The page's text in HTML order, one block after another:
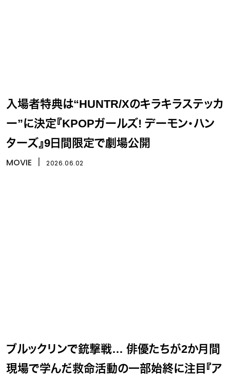
入場者特典は“HUNTR/Xのキラキラステッカ
ー”に決定『KPOPガールズ! デーモン・ハン
ターズ』9日間限定で劇場公開
MOVIE 2026.06.02
ブルックリンで銃撃戦… 俳優たちが2か月間
現場で学んだ救命活動の一部始終に注目『ア